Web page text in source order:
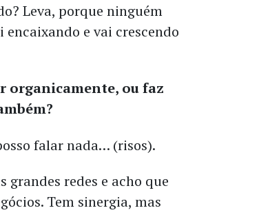
Leva, porque ninguém
encaixando e vai crescendo
organicamente, ou faz
falar nada… (risos).
grandes redes e acho que
Tem sinergia, mas